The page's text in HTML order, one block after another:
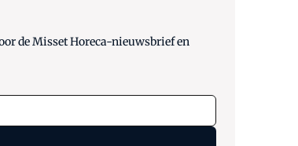
de Misset Horeca-nieuwsbrief en